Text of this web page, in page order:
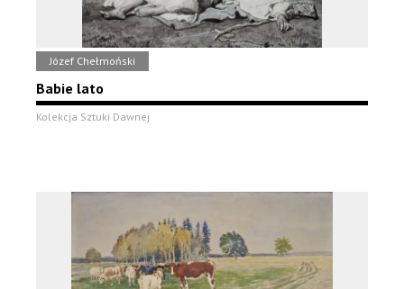
Józef Chełmoński
Babie lato
Kolekcja Sztuki Dawnej